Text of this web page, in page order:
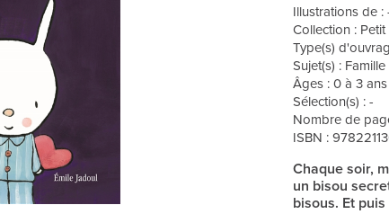
Illustrations de :
Collection :
Type(s)
Sujet(s) :
Âges : 0 à 3 ans
Sélection(s) : -
Nombre de
ISBN :
Chaque soir,
un bisou
bisous. Et